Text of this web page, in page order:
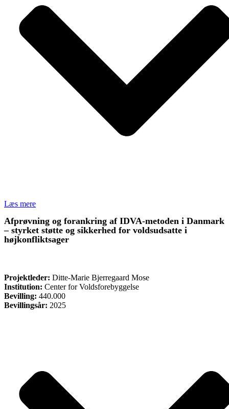
Læs mere
Afprøvning og forankring af IDVA-metoden i Danmark
– styrket støtte og sikkerhed for voldsudsatte i
højkonfliktsager
Projektleder: Ditte-Marie Bjerregaard Mose
Institution: Center for Voldsforebyggelse
Bevilling: 440.000
Bevillingsår: 2025